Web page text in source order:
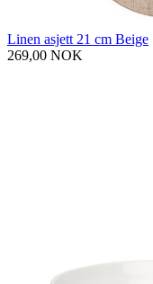
Linen asjett 21 cm Beige
269,00 NOK